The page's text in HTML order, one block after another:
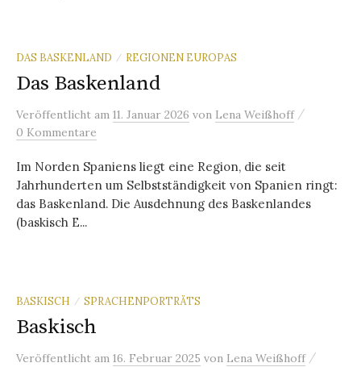
DAS BASKENLAND / REGIONEN EUROPAS
Das Baskenland
Veröffentlicht am 11. Januar 2026 von Lena Weißhoff /
0 Kommentare
Im Norden Spaniens liegt eine Region, die seit
Jahrhunderten um Selbstständigkeit von Spanien ringt:
das Baskenland. Die Ausdehnung des Baskenlandes
(baskisch E...
BASKISCH / SPRACHENPORTRÄTS
Baskisch
Veröffentlicht am 16. Februar 2025 von Lena Weißhoff /